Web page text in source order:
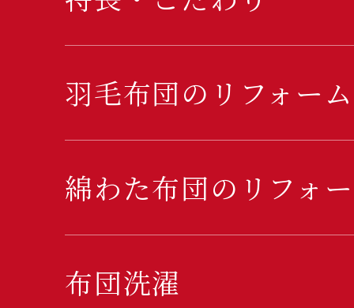
羽毛布団のリフォーム
綿わた布団のリフォ
布団洗濯